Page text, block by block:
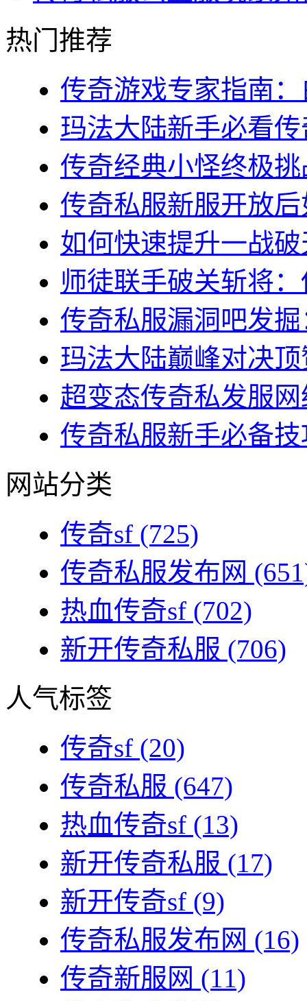
热门推荐
传奇游戏专家指南
玛法大陆新手必看
传奇经典小怪终极
传奇私服新服开放
如何快速提升一战
师徒联手破关斩将
传奇私服漏洞吧发
玛法大陆巅峰对决
超变态传奇私发服
传奇私服新手必备
网站分类
传奇sf (725)
传奇私服发布网
热血传奇sf (702)
新开传奇私服 (706)
人气标签
传奇sf (20)
传奇私服 (647)
热血传奇sf (13)
新开传奇私服 (17)
新开传奇sf (9)
传奇私服发布网 (16)
传奇新服网 (11)